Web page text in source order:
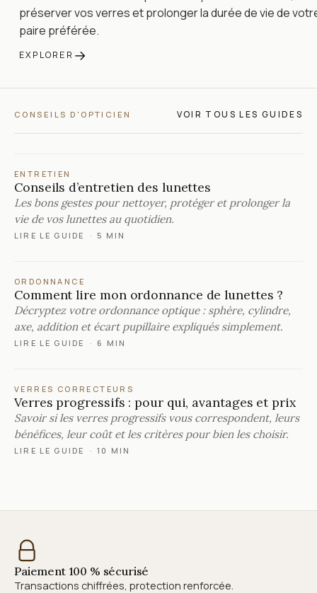
préserver vos verres et prolonger la durée de vie de
paire préférée.
EXPLORER →
CONSEILS D'OPTICIEN VOIR TOUS LES GUIDES
ENTRETIEN
Conseils d’entretien des lunettes
Les bons gestes pour nettoyer, protéger et prolonger la
vie de vos lunettes au quotidien.
LIRE LE GUIDE · 5 MIN
ORDONNANCE
Comment lire mon ordonnance de lunettes ?
Décryptez votre ordonnance optique : sphère, cylindre,
axe, addition et écart pupillaire expliqués simplement.
LIRE LE GUIDE · 6 MIN
VERRES CORRECTEURS
Verres progressifs : pour qui, avantages et prix
Savoir si les verres progressifs vous correspondent, leurs
bénéfices, leur coût et les critères pour bien les choisir.
LIRE LE GUIDE · 10 MIN
Paiement 100 % sécurisé
Transactions chiffrées, protection renforcée.